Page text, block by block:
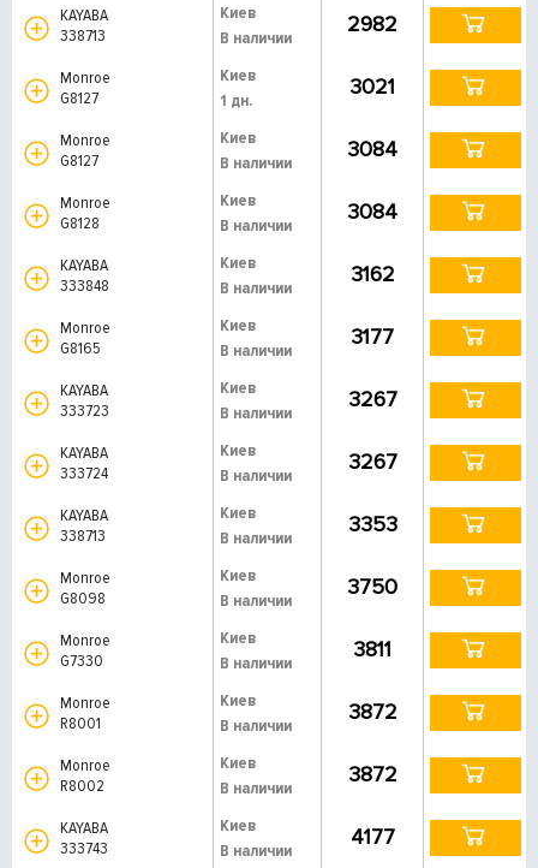
KAYABA
338713
Киев
В наличии
2982
Monroe
G8127
Киев
1 дн.
3021
Monroe
G8127
Киев
В наличии
3084
Monroe
G8128
Киев
В наличии
3084
KAYABA
333848
Киев
В наличии
3162
Monroe
G8165
Киев
В наличии
3177
KAYABA
333723
Киев
В наличии
3267
KAYABA
333724
Киев
В наличии
3267
KAYABA
338713
Киев
В наличии
3353
Monroe
G8098
Киев
В наличии
3750
Monroe
G7330
Киев
В наличии
3811
Monroe
R8001
Киев
В наличии
3872
Monroe
R8002
Киев
В наличии
3872
KAYABA
333743
Киев
В наличии
4177